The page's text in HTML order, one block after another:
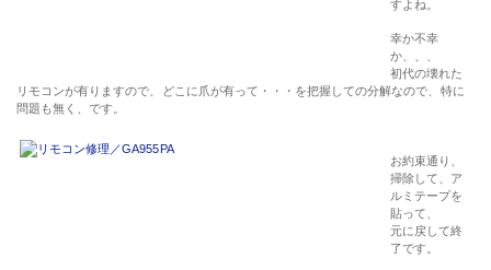
すよね。
幸か不幸
か、、、
初代の壊れた
リモコンが有りますので、どこに爪が有って・・・を把握しての分解なので、特に
問題も無く、です。
お約束通り、
掃除して、ア
ルミテープを
貼って、
元に戻して終
了です。